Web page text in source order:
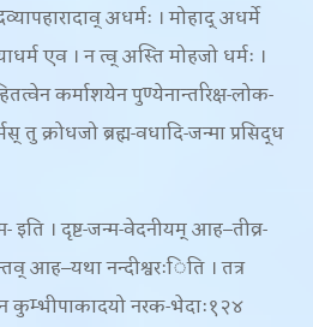
अधर्मः । मोहाद् अधर्मे
एव । न त्व् अस्ति मोहजो धर्मः ।
कर्माशयेन पुण्येनान्तरिक्ष-लोक-
तु क्रोधजो ब्रह्म-वधादि-जन्मा प्रसिद्ध
इति । दृष्ट-जन्म-वेदनीयम् आह–तीव्र-
आह–यथा नन्दीश्वरःिति । तत्र
कुम्भीपाकादयो नरक-भेदाः१२४